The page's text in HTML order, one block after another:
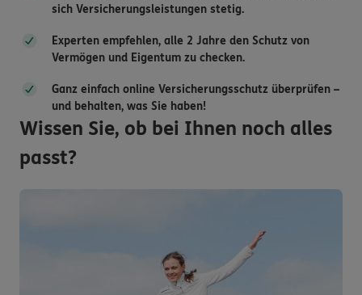
sich Versicherungsleistungen stetig.
Experten empfehlen, alle 2 Jahre den Schutz von
Vermögen und Eigentum zu checken.
Ganz einfach online Versicherungsschutz überprüfen –
und behalten, was Sie haben!
Wissen Sie, ob bei Ihnen noch alles
passt?